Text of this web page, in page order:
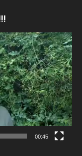
00:45